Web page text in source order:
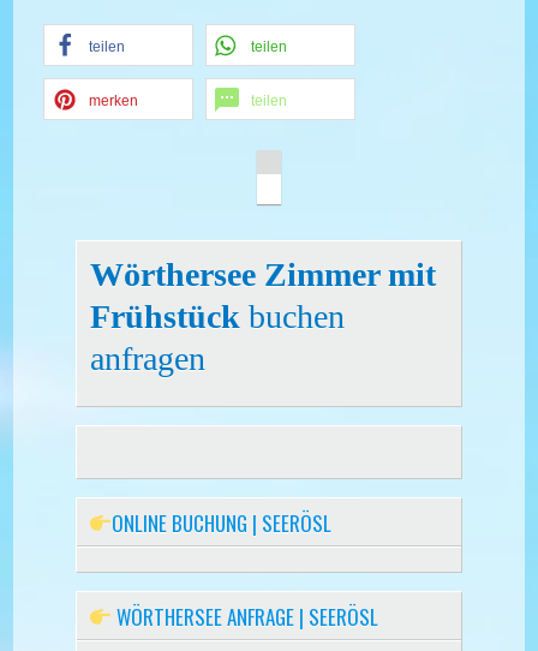
teilen teilen
merken teilen
Wörthersee Zimmer mit
Frühstückbuchen
anfragen
ONLINE BUCHUNG | SEERÖSL
WÖRTHERSEE ANFRAGE | SEERÖSL